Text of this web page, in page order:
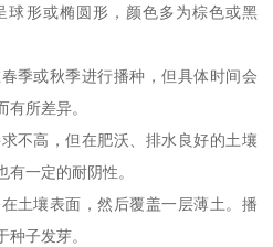
球形或椭圆形，颜色多为棕色或黑
季或秋季进行播种，但具体时间会
所差异。
不高，但在肥沃、排水良好的土壤
一定的耐阴性。
土壤表面，然后覆盖一层薄土。播
子发芽。